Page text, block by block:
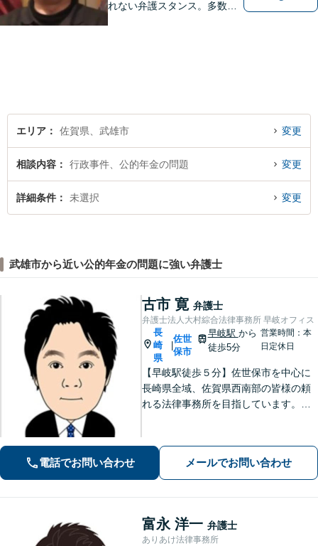
れない弁護スタンス。多数の
員。
エリア 佐賀県、武雄市 変更
相談内容 行政事件、公的年金の問題 変更
詳細条件 未選択 変更
武雄市から近い公的年金の問題に強い弁護士
古市 寛 弁護士
弁護士法人大村綜合法律事務所 早岐オフィス
長
崎
県
佐世
保市
早岐駅 から
徒歩5分
営業時間：本
日定休日
【早岐駅徒歩５分】佐世保市を中心に
長崎県全域、佐賀県西南部の皆様の頼
れる法律事務所を目指しています。相
います。早期解決には、早めのご相談
が肝要です。
電話でお問い合わせ メールでお問い合わせ
富永 洋一 弁護士
ありあけ法律事務所